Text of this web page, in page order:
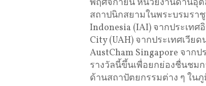
พฤศจิกายน หน่วยงานด้านอุ
สถาปนิกสยามในพระบรมรา
Indonesia (IAI) จากประเท
City (UAH) จากประเทศเวีย
AustCham Singapore จาก
รางวัลนี้ขึ้นเพื่อยกย่องชื่นชม
ด้านสถาปัตยกรรมต่าง ๆ ใน